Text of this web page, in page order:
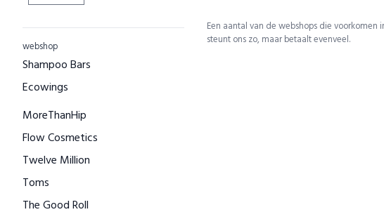
webshop
Shampoo Bars
Ecowings
MoreThanHip
Flow Cosmetics
Twelve Million
Toms
The Good Roll
Een aantal van de webshops die
steunt ons zo, maar betaalt evenveel.